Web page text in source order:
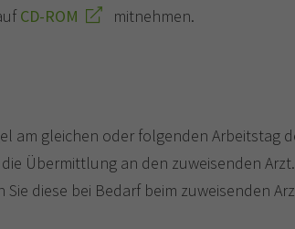
CD-ROM mitnehmen.
am gleichen oder folgenden
Übermittlung an den zuweisenden
diese bei Bedarf beim zuweisenden